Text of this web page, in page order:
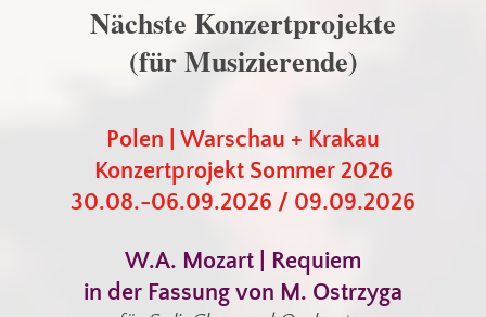
Nächste Konzertprojekte
(für Musizierende)
Polen | Warschau + Krakau
Konzertprojekt Sommer 2026
30.08.-06.09.2026 / 09.09.2026
W.A. Mozart | Requiem
in der Fassung von M. Ostrzyga